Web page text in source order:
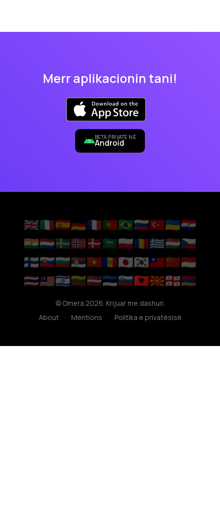
Merr aplikacionin tani!
BETA PRIVATE NË
Android
🇬🇧🇮🇹🇪🇸🇩🇪🇫🇷🇵🇹🇧🇷🇷🇺🇹🇷🇺🇦🇭🇷
🇮🇳🇳🇱🇸🇪🇳🇴🇩🇰🇸🇦🇵🇱🇷🇴🇬🇷🇭🇺🇨🇿
🇫🇮🇸🇰🇧🇬🇷🇸🇻🇳🇦🇩🇯🇵🇰🇷🇹🇼🇨🇳🇮🇩
🇹🇭🇲🇾🇮🇱🇱🇹🇱🇻🇪🇪🇸🇮🇦🇱🇲🇰🇬🇪🇦🇲
© Omera 2026. Krijuar me dashuri.
About
· Mentions · Politika e privatësisë